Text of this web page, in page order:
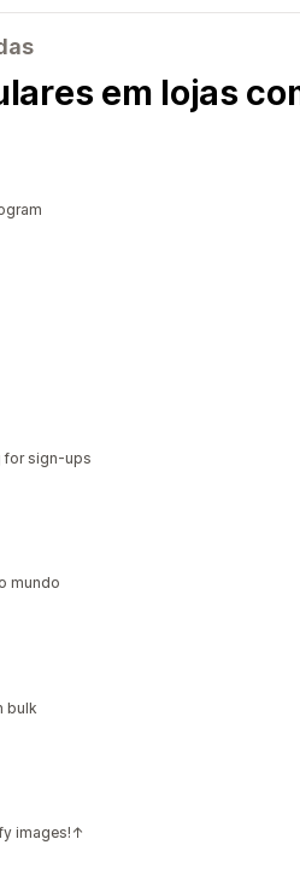
em lojas
for sign-ups
mundo
bulk
images!↑